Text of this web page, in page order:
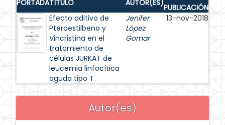
PORTADATÍTULO AUTOR(ES)PUBLICACIÓN
Efecto aditivo de
Pteroestilbeno y
Vincristina en el
tratamiento de
células JURKAT de
leucemia linfocítica
aguda tipo T
Jenifer
López
Gomar
13-nov-2018
Autor(es)